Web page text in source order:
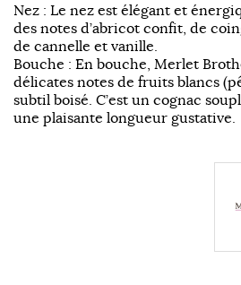
Nez : Le nez est élégant et
des notes d’abricot confit, de
de cannelle et vanille.
Bouche : En bouche, Merlet
délicates notes de fruits blancs
subtil boisé. C’est un cognac
une plaisante longueur gustative.